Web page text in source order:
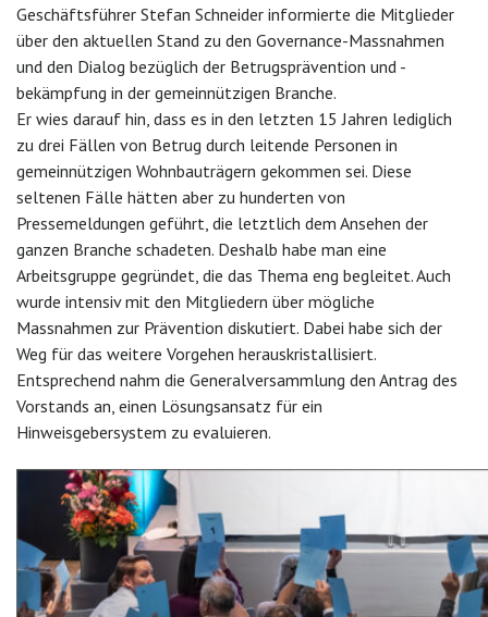
Geschäftsführer Stefan Schneider informierte die Mitglieder
über den aktuellen Stand zu den Governance-Massnahmen
und den Dialog bezüglich der Betrugsprävention und -
bekämpfung in der gemeinnützigen Branche.
Er wies darauf hin, dass es in den letzten 15 Jahren lediglich
zu drei Fällen von Betrug durch leitende Personen in
gemeinnützigen Wohnbauträgern gekommen sei. Diese
seltenen Fälle hätten aber zu hunderten von
Pressemeldungen geführt, die letztlich dem Ansehen der
ganzen Branche schadeten. Deshalb habe man eine
Arbeitsgruppe gegründet, die das Thema eng begleitet. Auch
wurde intensiv mit den Mitgliedern über mögliche
Massnahmen zur Prävention diskutiert. Dabei habe sich der
Weg für das weitere Vorgehen herauskristallisiert.
Entsprechend nahm die Generalversammlung den Antrag des
Vorstands an, einen Lösungsansatz für ein
Hinweisgebersystem zu evaluieren.